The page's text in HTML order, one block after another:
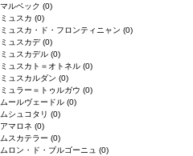
マルベック (0)
ミュスカ (0)
ミュスカ・ド・フロンティニャン (0)
ミュスカデ(0)
ミュスカデル (0)
ミュスカト＝オトネル (0)
ミュスカルダン (0)
ミュラー＝トゥルガウ (0)
ムールヴェードル (0)
ムシュコタリ (0)
アマロネ (0)
ムスカテラー (0)
ムロン・ド・ブルゴーニュ (0)